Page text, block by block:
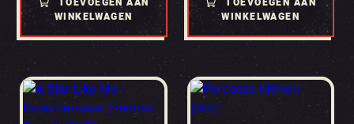
WINKELWAGEN
WINKELWAGEN